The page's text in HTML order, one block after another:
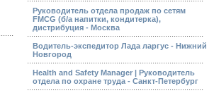
Руководитель отдела продаж по сетям
FMCG (б/а напитки, кондитерка),
дистрибуция - Москва
Водитель-экспедитор Лада ларгус - Нижний
Новгород
Health and Safety Manager | Руководитель
отдела по охране труда - Санкт-Петербург